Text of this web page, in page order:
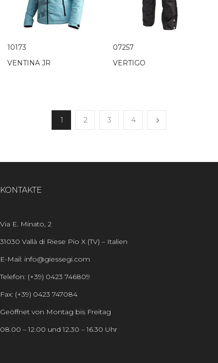
10173
VENTINA JR
07257
VERTIGO
1 2 3 4
KONTAKTE
Via E. Minato, 2
31030 Vallà di Riese Pio X (TV) – Italien
E-Mail: info@giessegi.com
Telefon: (+39) 0423 746809
Fax: (+39) 0423 747084
Geöffnet von Montag bis Freitag
08.00 – 12.00 und 12.30 – 16.30 Uhr